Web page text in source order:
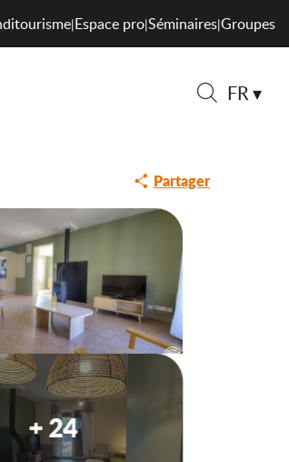
FR
|Espace pro|Séminaires|Groupes
Partager
+ 24